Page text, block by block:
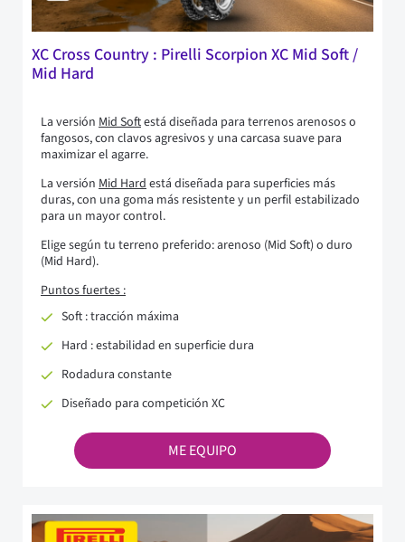
XC Cross Country : Pirelli Scorpion XC Mid Soft /
Mid Hard
La versión Mid Softestá diseñada para terrenos arenosos o
fangosos, con clavos agresivos y una carcasa suave para
maximizar el agarre.
La versión Mid Hardestá diseñada para superficies más
duras, con una goma más resistente y un perfil estabilizado
para un mayor control.
Elige según tu terreno preferido: arenoso (Mid Soft) o duro
(Mid Hard).
Puntos fuertes :
Soft : tracción máxima
Hard : estabilidad en superficie dura
Rodadura constante
Diseñado para competición XC
ME EQUIPO